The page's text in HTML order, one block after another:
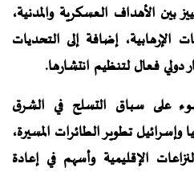
بين الأهداف العسكرية والمدنية،
الإرهابية، إضافة إلى التحديات
دولي فعال لتنظيم انتشارها.
على سباق التسلح في الشرق
تطوير الطائرات المسيرة،
الإقليمية وأسهم في إعادة